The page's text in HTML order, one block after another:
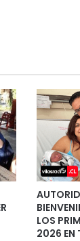
LOS
2026 EN